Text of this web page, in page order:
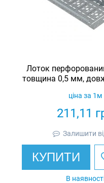
Лоток
товщина 0,5 мм,
211,11
ціна за 1м
Залишити
КУПИТИ
В